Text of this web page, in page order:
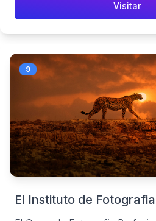
Visitar
9
El Instituto de Fotografia